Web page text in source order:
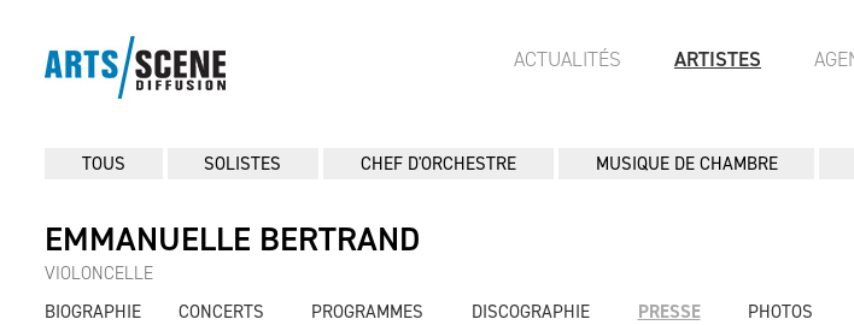
ACTUALITÉS ARTISTES
TOUS SOLISTES CHEF D'ORCHESTRE MUSIQUE DE CHAMBRE
EMMANUELLE BERTRAND
VIOLONCELLE
BIOGRAPHIE
CONCERTS PROGRAMMES DISCOGRAPHIE PRESSE PHOTOS